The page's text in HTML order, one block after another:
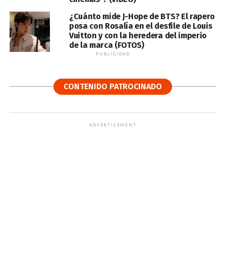
¿Cuánto mide J-Hope de BTS? El rapero
posa con Rosalía en el desfile de Louis
Vuitton y con la heredera del imperio
de la marca (FOTOS)
PUBLICIDAD
CONTENIDO PATROCINADO
ADVERTISEMENT